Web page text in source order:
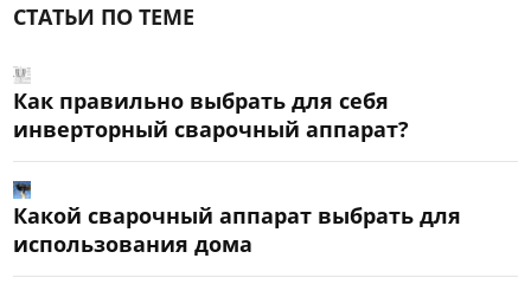
СТАТЬИ ПО ТЕМЕ
Как правильно выбрать для себя
инверторный сварочный аппарат?
Какой сварочный аппарат выбрать для
использования дома